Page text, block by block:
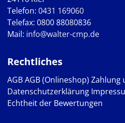
Telefon: 0431 169060
Telefax: 0800 88080836
Mail: info@walter-cmp.de
Rechtliches
AGBAGB (Onlineshop) Zahlung
Datenschutzerklärung
Echtheit der Bewertungen